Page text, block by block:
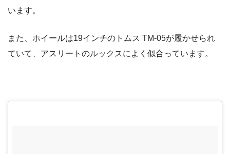
います。
また、ホイールは19インチのトムス TM-05が履かせられ
ていて、アスリートのルックスによく似合っています。